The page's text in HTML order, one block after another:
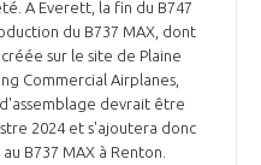
A Everett, la fin du B747
du B737 MAX, dont
sur le site de Plaine
Commercial Airplanes,
devrait être
2024 et s'ajoutera donc
B737 MAX à Renton.